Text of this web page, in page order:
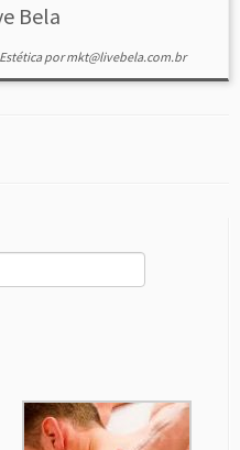
Bela
pormkt@livebela.com.br